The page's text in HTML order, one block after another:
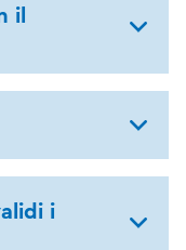
il
i